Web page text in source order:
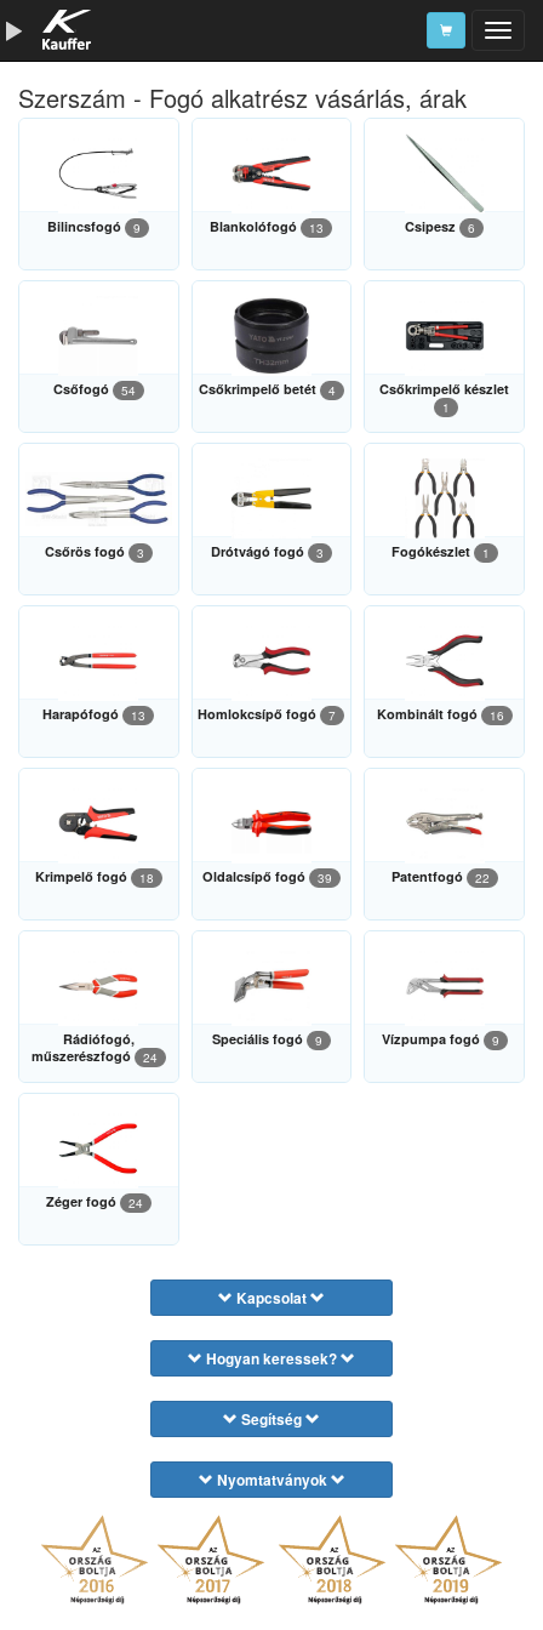
Szerszámkatalógus
Alkatrészek
Szerszám - Fogó alkatrész vásárlás, árak
Bilincsfogó 9 Blankolófogó 13 Csipesz 6
Csőfogó 54 Csőkrimpelő betét 4 Csőkrimpelő készlet
1
Csőrös fogó 3 Drótvágó fogó 3 Fogókészlet 1
Harapófogó 13 Homlokcsípő fogó 7 Kombinált fogó 16
Krimpelő fogó 18 Oldalcsípő fogó 39 Patentfogó 22
Rádiófogó,
műszerészfogó
24
Speciális fogó 9 Vízpumpa fogó 9
Zéger fogó 24
Kapcsolat
Hogyan keressek?
Segítség
Nyomtatványok